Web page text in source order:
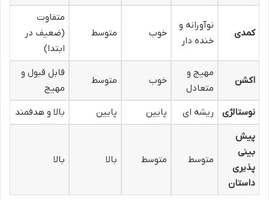
کمدی
نوآورانه و
خنده دار
خوب متوسط
متفاوت
(ضعیف در
ابتدا)
اکشن
مهیج و
متعادل
خوب متوسط
قابل قبول و
مهیج
نوستالژی
ریشه ای پایین پایین
بالا و هدفمند
پیش
بینی
پذیری
داستان
متوسط متوسط بالا بالا